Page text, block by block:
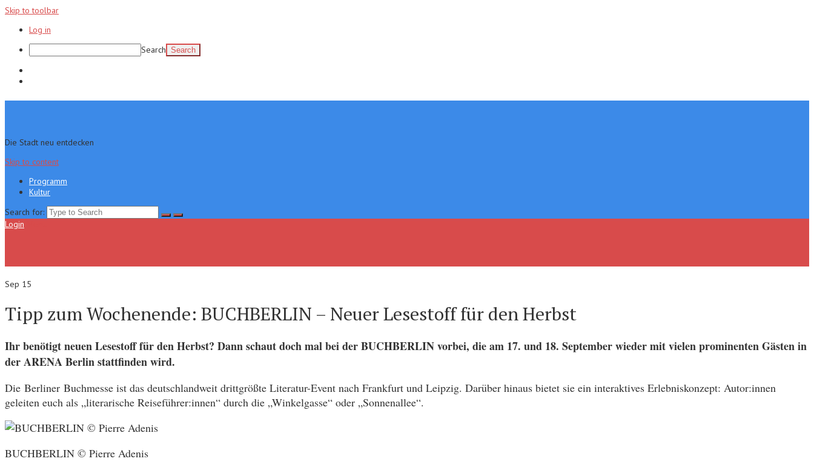
Skip to toolbar
Log in
Search
Die Stadt neu entdecken
Skip to content
Programm
Kultur
Search for:
Login
Sep 15
Tipp zum Wochenende: BUCHBERLIN – Neuer Lesestoff für den Herbst
Ihr benötigt neuen Lesestoff für den Herbst? Dann schaut doch mal bei der BUCHBERLIN vorbei, die am 17. und 18. September wieder mit vielen prominenten Gästen in
der ARENA Berlin stattfinden wird.
Die Berliner Buchmesse ist das deutschlandweit drittgrößte Literatur-Event nach Frankfurt und Leipzig. Darüber hinaus bietet sie ein interaktives Erlebniskonzept: Autor:innen
geleiten euch als „literarische Reiseführer:innen“ durch die „Winkelgasse“ oder „Sonnenallee“.
BUCHBERLIN © Pierre Adenis